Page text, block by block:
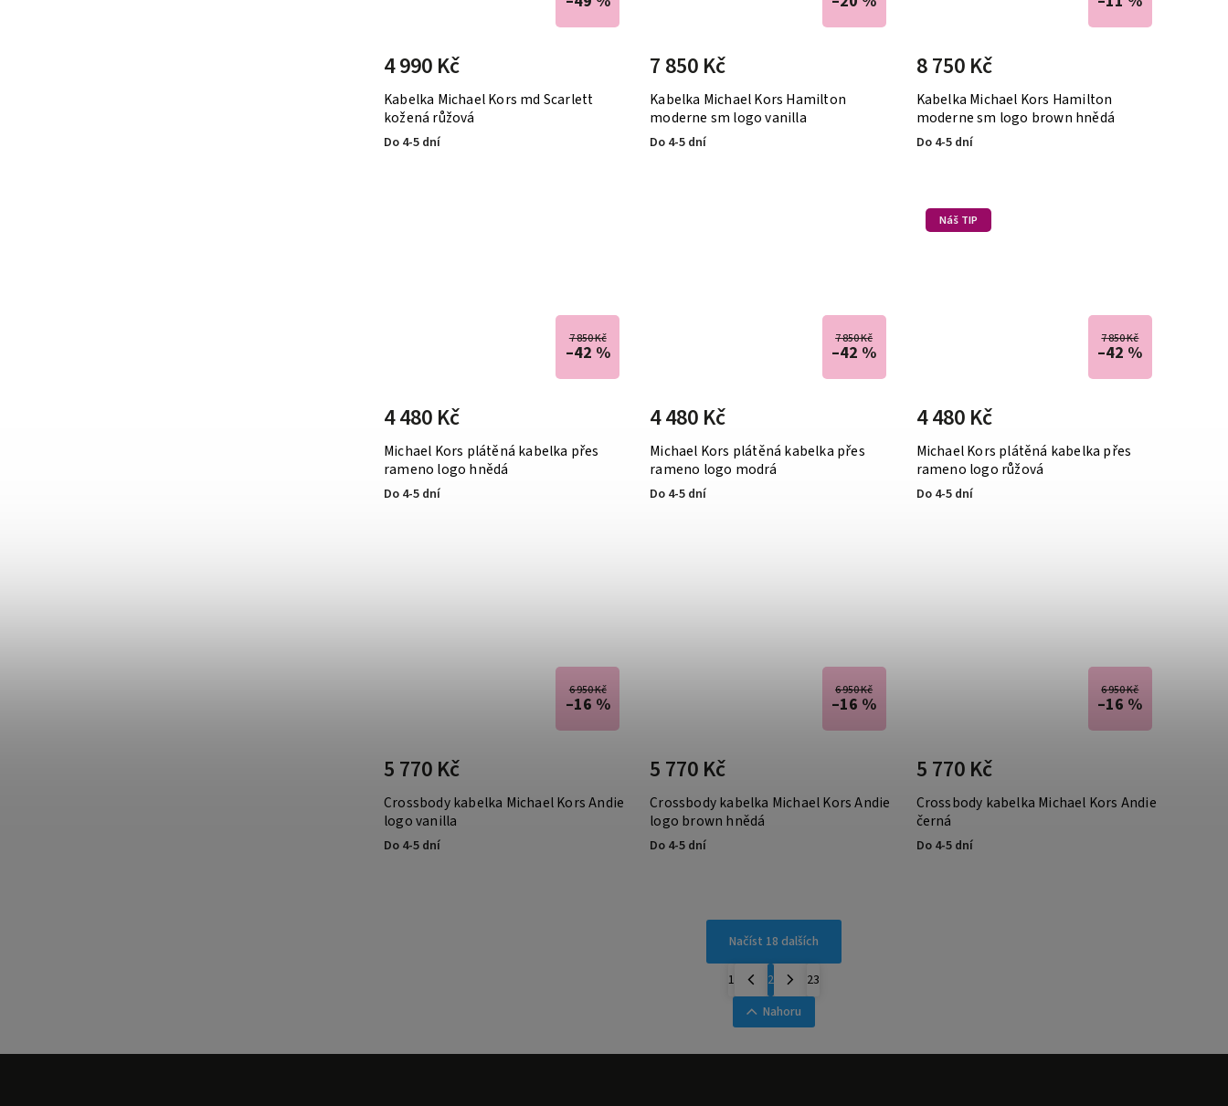
Kabelka Michael Kors md Scarlett
kožená růžová
Do 4-5 dní
4 990 Kč
Kabelka Michael Kors Hamilton
moderne sm logo vanilla
Do 4-5 dní
7 850 Kč
Kabelka Michael Kors Hamilton
moderne sm logo brown hnědá
Do 4-5 dní
8 750 Kč
7 850 Kč
–42 %
Michael Kors plátěná kabelka přes
rameno logo hnědá
Do 4-5 dní
4 480 Kč
7 850 Kč
–42 %
Michael Kors plátěná kabelka přes
rameno logo modrá
Do 4-5 dní
4 480 Kč
Náš TIP
7 850 Kč
–42 %
Michael Kors plátěná kabelka přes
rameno logo růžová
Do 4-5 dní
4 480 Kč
6 950 Kč
–16 %
Crossbody kabelka Michael Kors Andie
logo vanilla
Do 4-5 dní
5 770 Kč
6 950 Kč
–16 %
Crossbody kabelka Michael Kors Andie
logo brown hnědá
Do 4-5 dní
5 770 Kč
6 950 Kč
–16 %
Crossbody kabelka Michael Kors Andie
černá
Do 4-5 dní
5 770 Kč
Načíst 18 dalších
1 2
23
Nahoru